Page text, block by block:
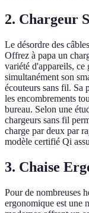
2. Chargeur
Le désordre des
Offrez à papa un
variété d'appareils, ce
simultanément son
écouteurs sans fil. Sa
les encombrements
bureau. Selon une
chargeurs sans fil
charge par deux par
modèle certifié Qi
3. Chaise
Pour de nombreuses
ergonomique est une